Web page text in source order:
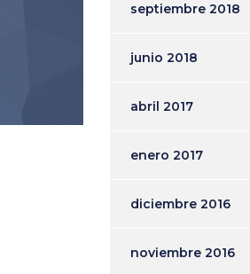
septiembre 2018
junio 2018
abril 2017
enero 2017
diciembre 2016
noviembre 2016